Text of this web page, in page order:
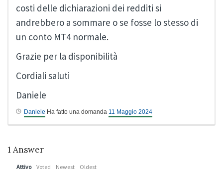
costi delle dichiarazioni dei redditi si
andrebbero a sommare o se fosse lo stesso di
un conto MT4 normale.
Grazie per la disponibilità
Cordiali saluti
Daniele
Daniele Ha fatto una domanda 11 Maggio 2024
1 Answer
Attivo Voted Newest Oldest